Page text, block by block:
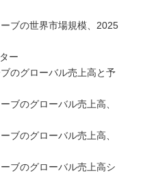
ブの世界市場規模、2025
ー
のグローバル売上高と予
のグローバル売上高、
のグローバル売上高、
のグローバル売上高シ